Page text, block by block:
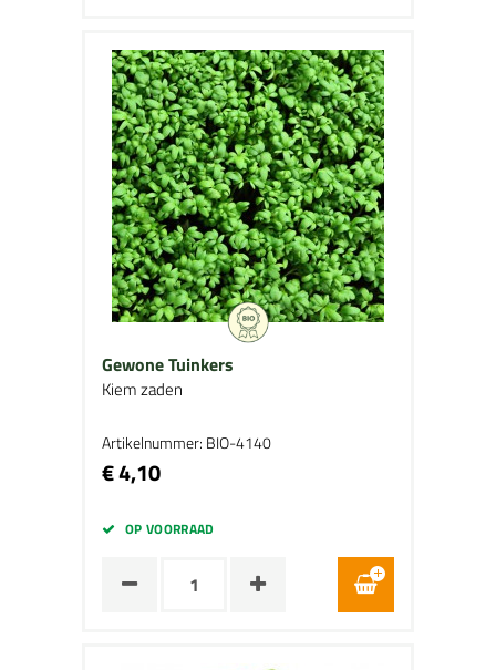
Gewone Tuinkers
Kiem zaden
Artikelnummer: BIO-4140
€ 4,10
OP VOORRAAD